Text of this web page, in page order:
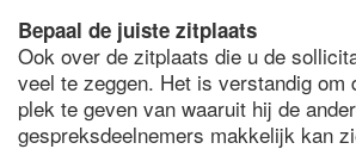
Bepaal de juiste zitplaats
Ook over de zitplaats die u de
veel te zeggen. Het is verstandig om
plek te geven van waaruit hij de
gespreksdeelnemers makkelijk kan